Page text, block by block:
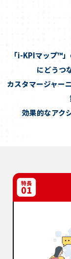
「i-KPIマップ™
にどうつ
カスタマージャー
効果的なアク